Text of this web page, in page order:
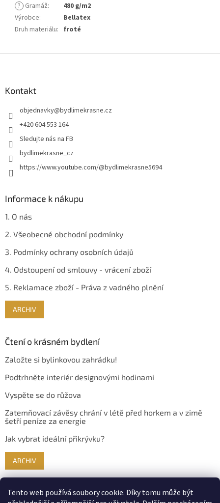
Tento web používá soubory cookie. Díky tomu může být
? Gramáž:
480 g/m2
Výrobce:
Bellatex
Druh materiálu: froté
Kontakt
objednavky@bydlimekrasne.cz
+420 604 553 164
Sledujte nás na FB
bydlimekrasne_cz
https://www.youtube.com/@bydlimekrasne5694
Informace k nákupu
1. O nás
2. Všeobecné obchodní podmínky
3. Podmínky ochrany osobních údajů
4. Odstoupení od smlouvy - vrácení zboží
5. Reklamace zboží - Práva z vadného plnění
ARCHIV
Čtení o krásném bydlení
Založte si bylinkovou zahrádku!
Podtrhněte interiér designovými hodinami
Vyspěte se do růžova
Zatemňovací závěsy chrání v létě před horkem a v zimě
šetří peníze za energie
Jak vybrat ideální přikrývku?
ARCHIV